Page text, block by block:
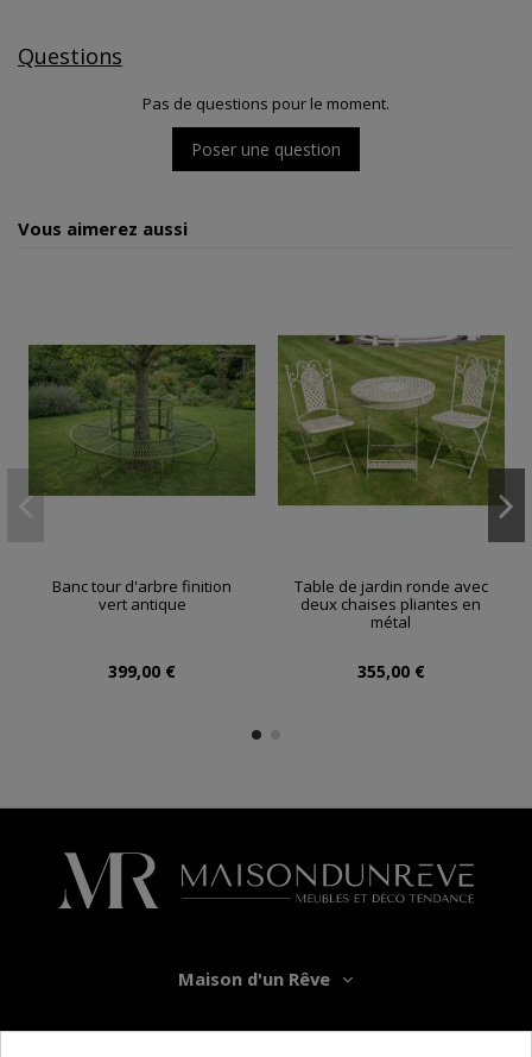
Questions
Pas de questions pour le moment.
Poser une question
Vous aimerez aussi
Banc tour d'arbre finition
vert antique
399,00 €
Table de jardin ronde avec
deux chaises pliantes en
métal
355,00 €
Maison d'un Rêve
Informations